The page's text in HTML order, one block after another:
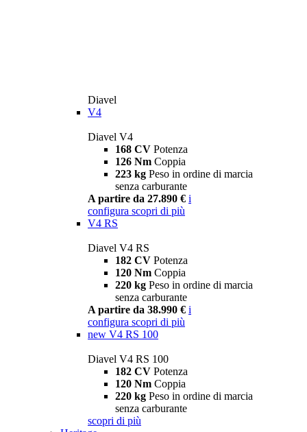
Diavel
V4
Diavel V4
168 CV Potenza
126 Nm Coppia
223 kg Peso in ordine di marcia
senza carburante
A partire da 27.890 € i
configura scopri di più
V4 RS
Diavel V4 RS
182 CV Potenza
120 Nm Coppia
220 kg Peso in ordine di marcia
senza carburante
A partire da 38.990 € i
configura scopri di più
new V4 RS 100
Diavel V4 RS 100
182 CV Potenza
120 Nm Coppia
220 kg Peso in ordine di marcia
senza carburante
scopri di più